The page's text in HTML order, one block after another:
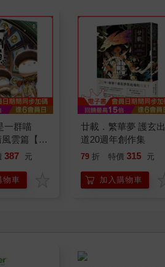
一群喵
雲篇【萌
】
387 元
物車
廿載．繁華夢 護玄出
道20週年創作集
79 折 特價 315 元
加入購物車